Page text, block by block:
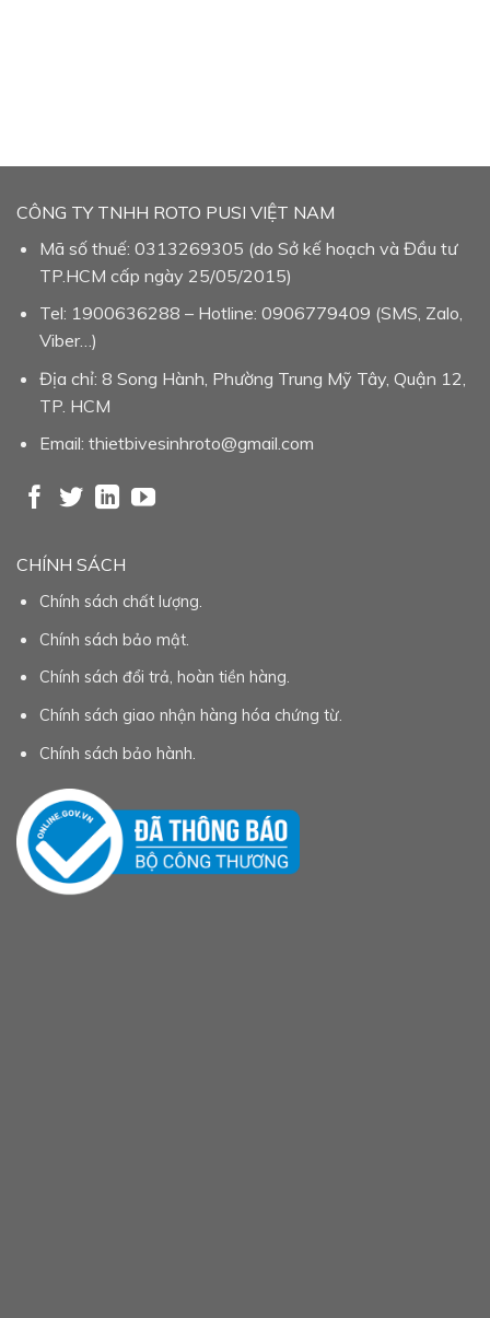
CÔNG TY TNHH ROTO PUSI VIỆT NAM
Mã số thuế: 0313269305 (do Sở kế hoạch và Đầu tư
TP.HCM cấp ngày 25/05/2015)
Tel: 1900636288 – Hotline: 0906779409 (SMS, Zalo,
Viber…)
Địa chỉ: 8 Song Hành, Phường Trung Mỹ Tây, Quận 12,
TP. HCM
Email: thietbivesinhroto@gmail.com
CHÍNH SÁCH
Chính sách chất lượng.
Chính sách bảo mật.
Chính sách đổi trả, hoàn tiền hàng.
Chính sách giao nhận hàng hóa chứng từ.
Chính sách bảo hành.